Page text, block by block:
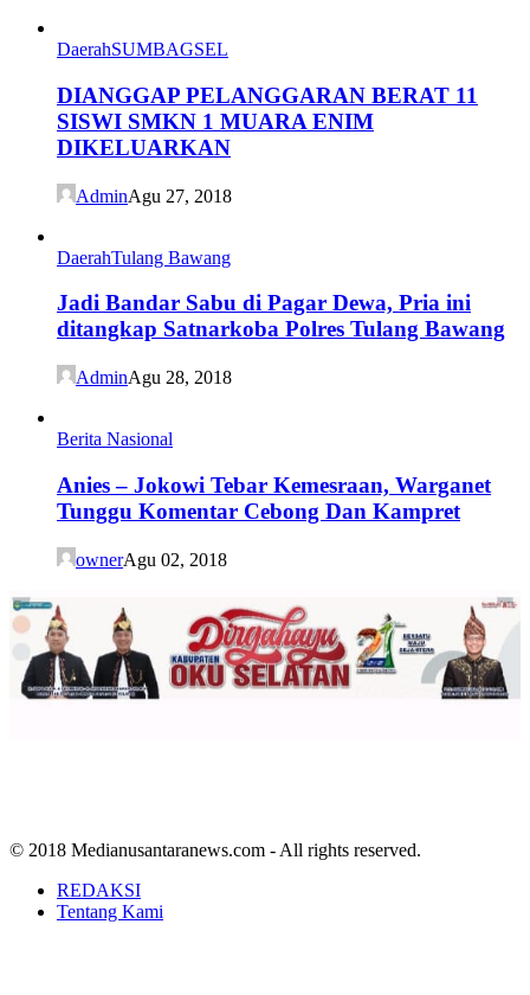
DaerahSUMBAGSEL
DIANGGAP PELANGGARAN BERAT 11
SISWI SMKN 1 MUARA ENIM
DIKELUARKAN
AdminAgu 27, 2018
DaerahTulang Bawang
Jadi Bandar Sabu di Pagar Dewa, Pria ini
ditangkap Satnarkoba Polres Tulang Bawang
AdminAgu 28, 2018
Berita Nasional
Anies – Jokowi Tebar Kemesraan, Warganet
Tunggu Komentar Cebong Dan Kampret
ownerAgu 02, 2018
© 2018 Medianusantaranews.com - All rights reserved.
REDAKSI
Tentang Kami